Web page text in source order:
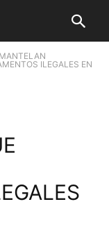
ILEGALES EN